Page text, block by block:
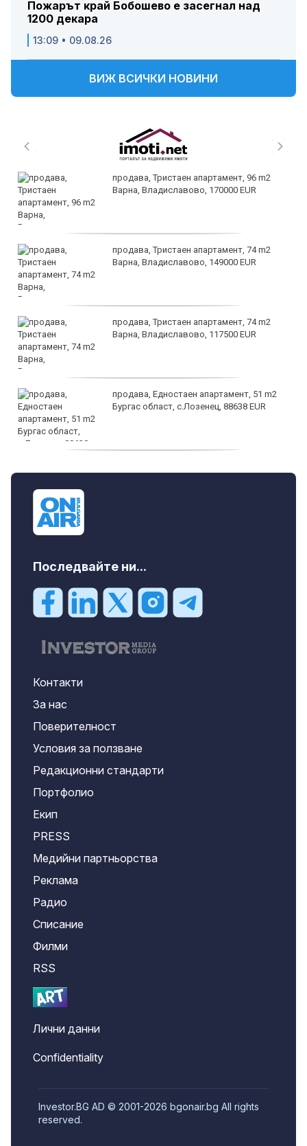
Пожарът край Бобошево е засегнал над
1200 декара
13:09 • 09.08.26
ВИЖ ВСИЧКИ НОВИНИ
продава, Тристаен апартамент, 96 m2
Варна, Владиславово, 170000 EUR
продава, Тристаен апартамент, 74 m2
Варна, Владиславово, 149000 EUR
продава, Тристаен апартамент, 74 m2
Варна, Владиславово, 117500 EUR
продава, Едностаен апартамент, 51 m2
Бургас област, с.Лозенец, 88638 EUR
Последвайте ни...
Контакти
За нас
Поверителност
Условия за ползване
Редакционни стандарти
Портфолио
Екип
PRESS
Медийни партньорства
Реклама
Радио
Списание
Филми
RSS
Лични данни
Confidentiality
Investor.BG AD © 2001-2026 bgonair.bg All rights
reserved.